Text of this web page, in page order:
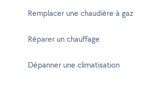
Remplacer une chaudière à gaz
Réparer un chauffage
Dépanner une climatisation